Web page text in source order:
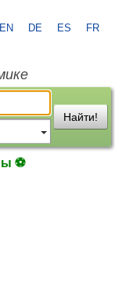
EN DE ES FR
Найти!
⚽